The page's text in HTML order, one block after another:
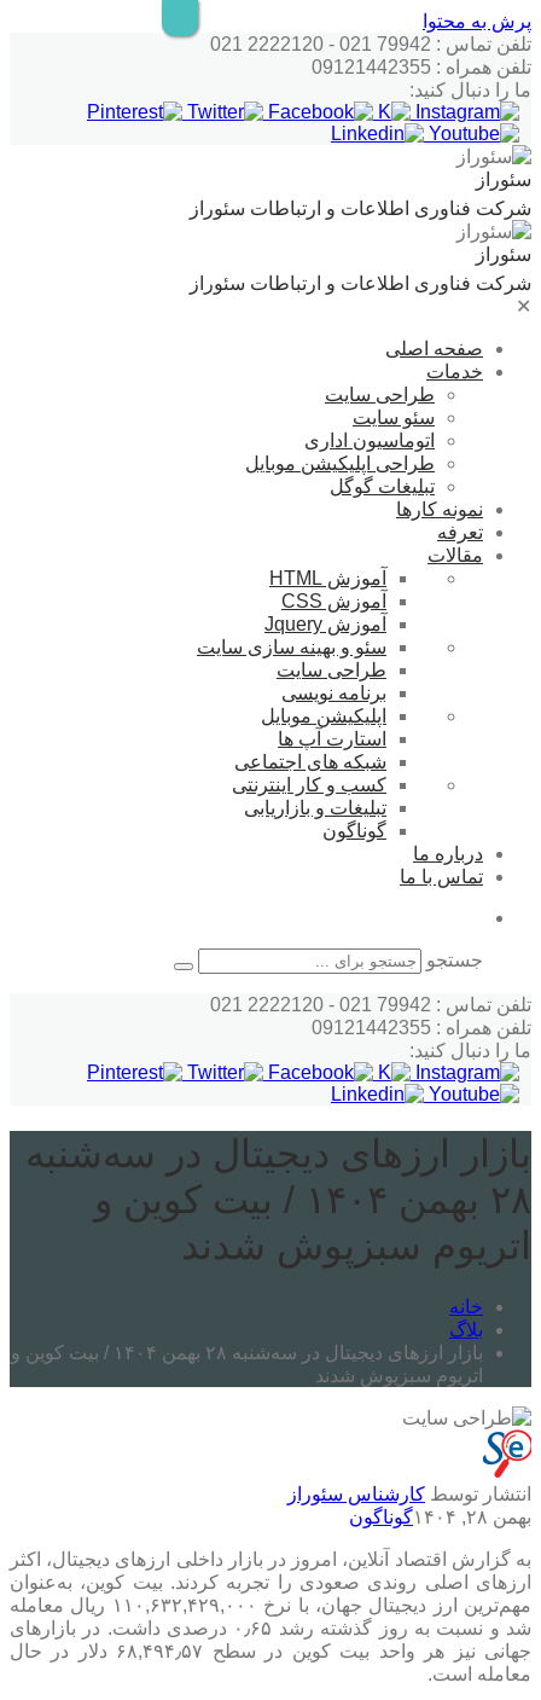
پرش به محتوا
تلفن تماس : 79942 021 - 2222120 021
تلفن همراه : 09121442355
ما را دنبال کنید:
سئوراز
شرکت فناوری اطلاعات و ارتباطات سئوراز
سئوراز
شرکت فناوری اطلاعات و ارتباطات سئوراز
✕
صفحه اصلی
خدمات
طراحی سایت
سئو سایت
اتوماسیون اداری
طراحی اپلیکیشن موبایل
تبلیغات گوگل
نمونه کارها
تعرفه
مقالات
آموزش HTML
آموزش CSS
آموزش Jquery
سئو و بهینه سازی سایت
طراحی سایت
برنامه نویسی
اپلیکیشن موبایل
استارت آپ ها
شبکه های اجتماعی
کسب و کار اینترنتی
تبلیغات و بازاریابی
گوناگون
درباره ما
تماس با ما
جستجو
تلفن تماس : 79942 021 - 2222120 021
تلفن همراه : 09121442355
ما را دنبال کنید:
بازار ارزهای دیجیتال در سه‌شنبه
۲۸ بهمن ۱۴۰۴ / بیت کوین و
اتریوم سبزپوش شدند
خانه
بلاگ
بازار ارزهای دیجیتال در سه‌شنبه ۲۸ بهمن ۱۴۰۴ / بیت کوین و
اتریوم سبزپوش شدند
انتشار توسط کارشناس سئوراز
بهمن ۲۸, ۱۴۰۴
گوناگون
به گزارش اقتصاد آنلاین، امروز در بازار داخلی ارزهای دیجیتال، اکثر
ارزهای اصلی روندی صعودی را تجربه کردند. بیت کوین، به‌عنوان
مهم‌ترین ارز دیجیتال جهان، با نرخ ۱۱۰,۶۳۲,۴۲۹,۰۰۰ ریال معامله
شد و نسبت به روز گذشته رشد ۰٫۶۵ درصدی داشت. در بازارهای
جهانی نیز هر واحد بیت کوین در سطح ۶۸,۴۹۴٫۵۷ دلار در حال
معامله است.